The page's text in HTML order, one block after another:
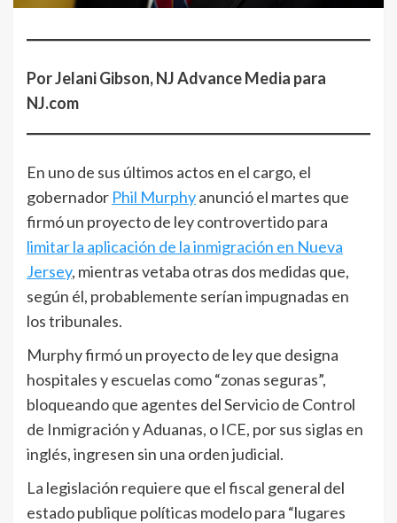
Por Jelani Gibson, NJ Advance Media para
NJ.com
En uno de sus últimos actos en el cargo, el
gobernador Phil Murphyanunció el martes que
firmó un proyecto de ley controvertido para
limitar la aplicación de la inmigración en Nueva
Jersey, mientras vetaba otras dos medidas que,
según él, probablemente serían impugnadas en
los tribunales.
Murphy firmó un proyecto de ley que designa
hospitales y escuelas como “zonas seguras”,
bloqueando que agentes del Servicio de Control
de Inmigración y Aduanas, o ICE, por sus siglas en
inglés, ingresen sin una orden judicial.
La legislación requiere que el fiscal general del
estado publique políticas modelo para “lugares